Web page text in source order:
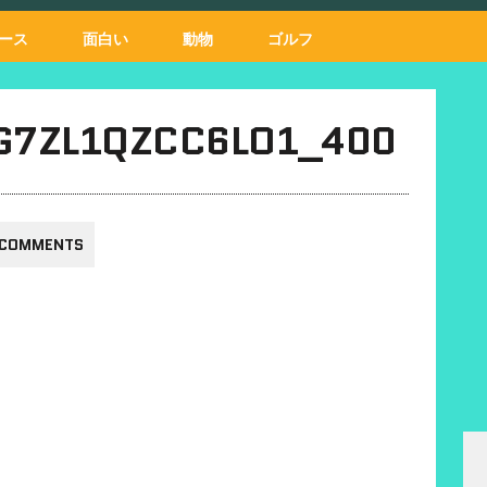
ス 面白い 動物 ゴルフ